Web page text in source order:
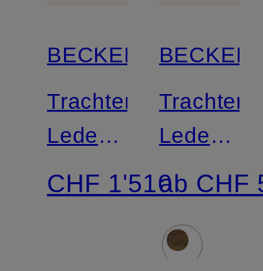
BECKERT
Trachten-
Lederhose
EIGER
CHF 1'510
Trachten-
ab CHF